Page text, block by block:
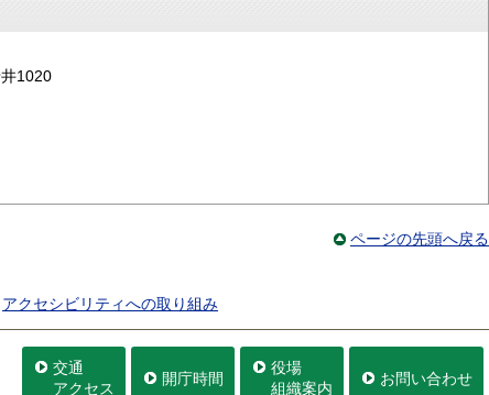
1020
ページの先頭へ戻る
アクセシビリティへの取り組み
交通
アクセス
開庁時間
役場
組織案内
お問い合わせ